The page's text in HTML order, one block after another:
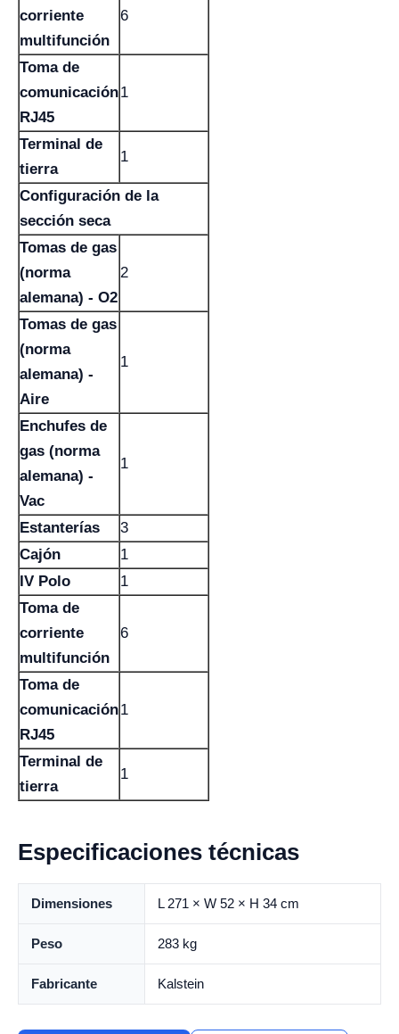
corriente
multifunción
6
Toma de
comunicación
RJ45
1
Terminal de
tierra
1
Configuración de la
sección seca
Tomas de gas
(norma
alemana) - O2
2
Tomas de gas
(norma
alemana) -
Aire
1
Enchufes de
gas (norma
alemana) -
Vac
1
Estanterías
3
Cajón
1
IV Polo
1
Toma de
corriente
multifunción
6
Toma de
comunicación
RJ45
1
Terminal de
tierra
1
Especificaciones técnicas
Dimensiones L 271 × W 52 × H 34 cm
Peso 283 kg
Fabricante Kalstein